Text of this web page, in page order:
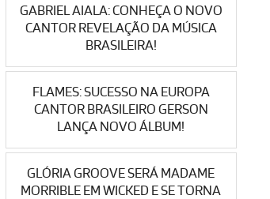
GABRIEL AIALA: CONHEÇA O NOVO
CANTOR REVELAÇÃO DA MÚSICA
BRASILEIRA!
FLAMES: SUCESSO NA EUROPA
CANTOR BRASILEIRO GERSON
LANÇA NOVO ÁLBUM!
GLÓRIA GROOVE SERÁ MADAME
MORRIBLE EM WICKED E SE TORNA